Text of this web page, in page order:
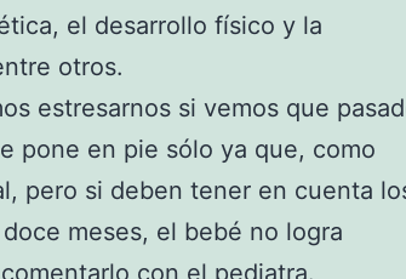
el desarrollo físico y la
otros.
estresarnos si vemos que
pone en pie sólo ya que, como
pero si deben tener en cuenta
meses, el bebé no logra
con el pediatra.